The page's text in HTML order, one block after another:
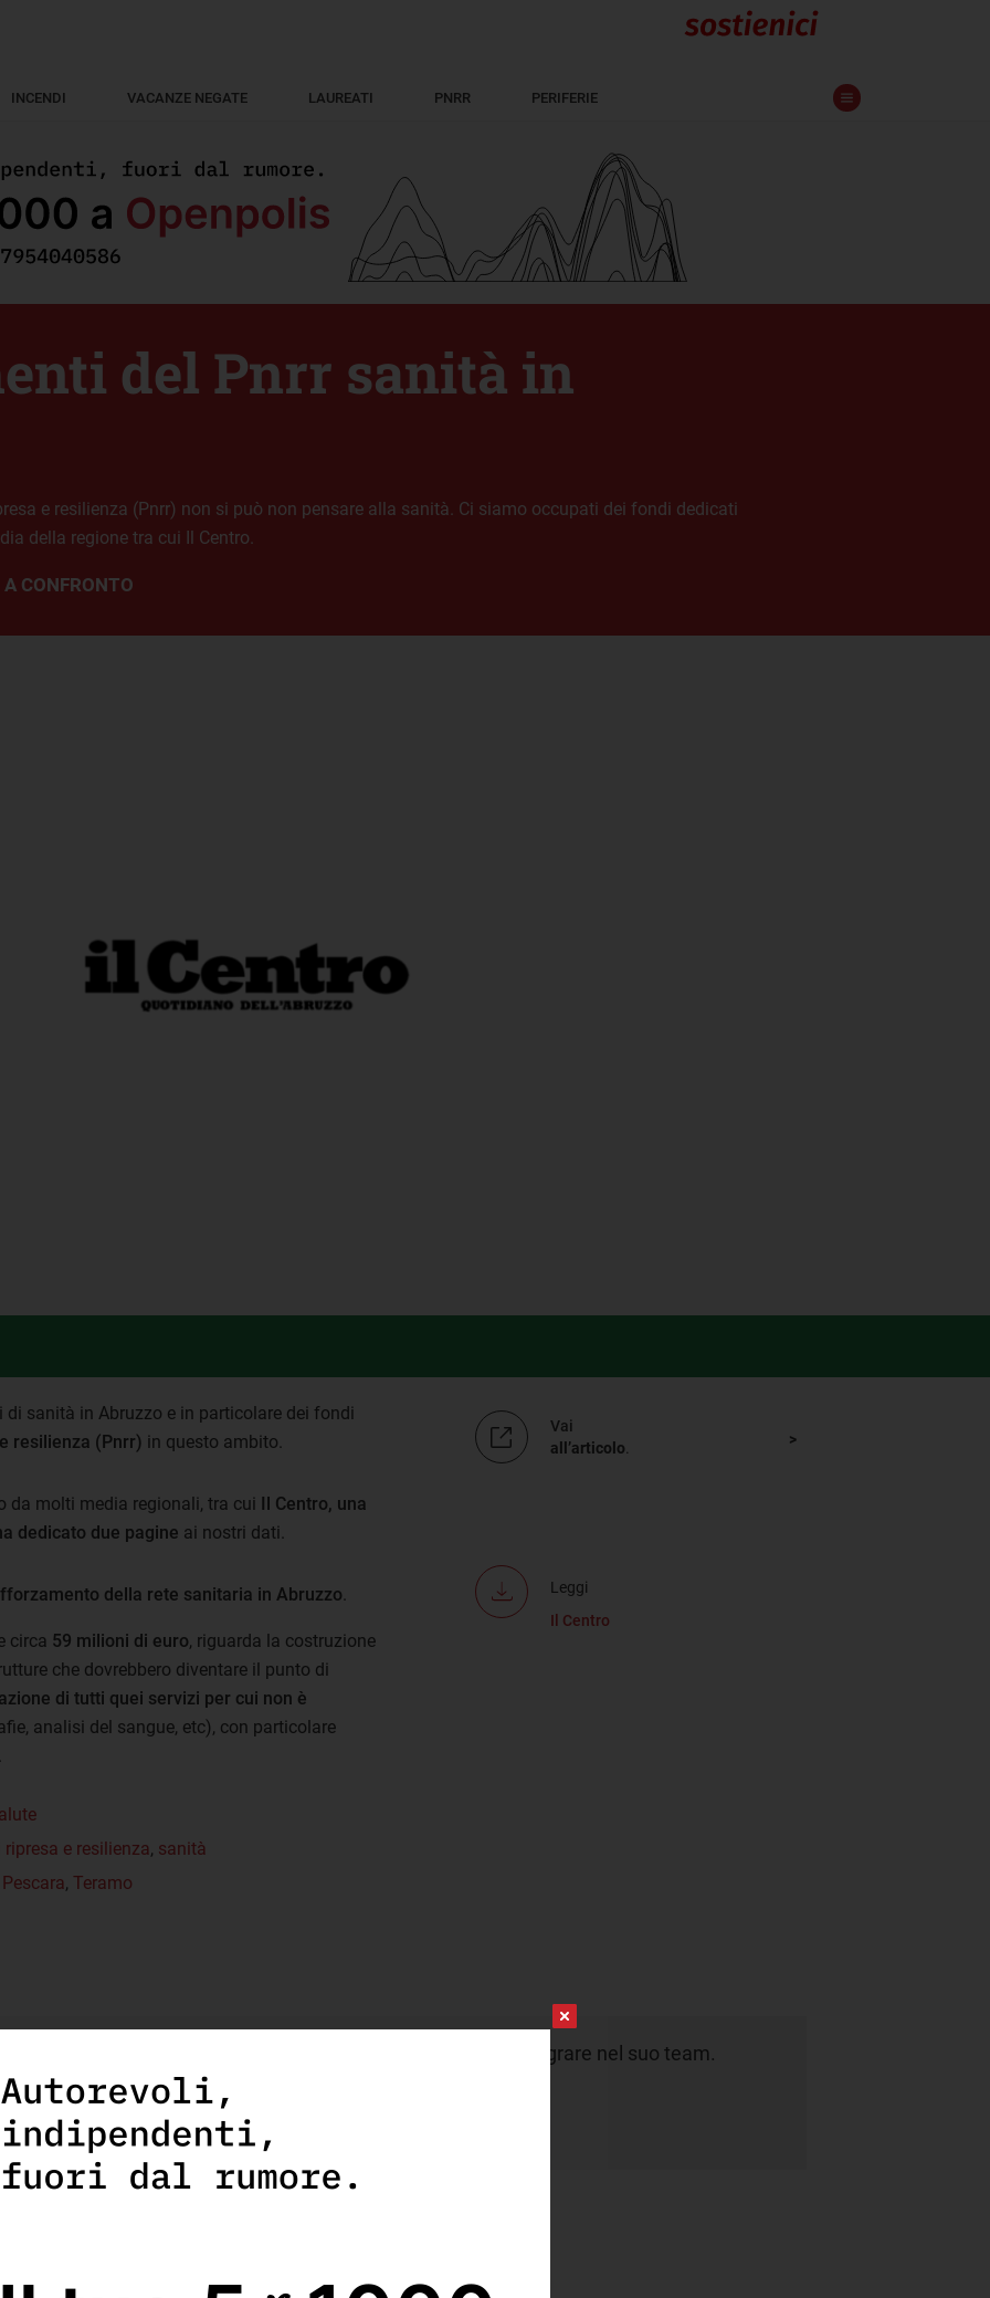
INCENDI VACANZE NEGATE LAUREATI PNRR PERIFERIE
del Pnrr sanità in
e resilienza (Pnrr) non si può non pensare alla sanità. Ci siamo occupati dei fondi dedicati
della regione tra cui Il Centro.
CONFRONTO
sanità in Abruzzo e in particolare dei fondi
resilienza (Pnrr) in questo ambito.
Vai
all’articolo
da molti media regionali, tra cui Il Centro, una
dedicato due pagine ai nostri dati.
Leggi
Il Centro
della rete sanitaria in Abruzzo.
circa 59 milioni di euro, riguarda la costruzione
che dovrebbero diventare il punto di
di tutti quei servizi per cui non è
analisi del sangue, etc), con particolare
.
e resilienza, sanità
Pescara, Teramo
da integrare nel suo team.
Partner tecnologico di Openpolis per infrastrutture e piattaforme dati.
Scopri di più e invia la tua candidatura.